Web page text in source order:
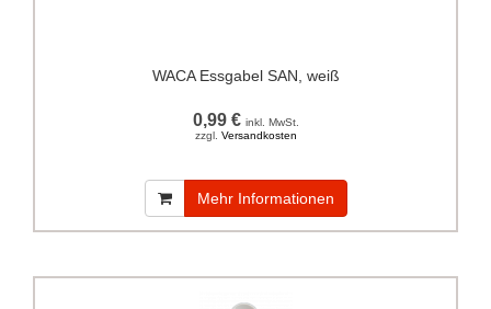
WACA Essgabel SAN, weiß
0,99 € inkl. MwSt.
zzgl. Versandkosten
Mehr Informationen